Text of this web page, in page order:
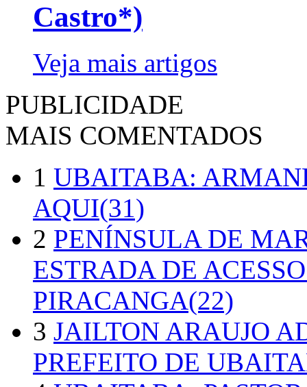
Castro*)
Veja mais artigos
PUBLICIDADE
MAIS COMENTADOS
1 UBAITABA:
AQUI(31)
2 PENÍNSULA DE
ESTRADA DE
PIRACANGA(22)
3 JAILTON ARAUJO
PREFEITO DE